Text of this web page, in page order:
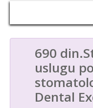
690
uslugu
Dental